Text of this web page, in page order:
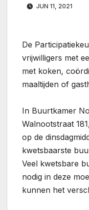
JUN 11, 2021
De
vrijwilligers met
met koken,
maaltijden of
In Buurtkamer
Walnootstraat
op de
kwetsbaarste
Veel kwetsbare
nodig in deze
kunnen het